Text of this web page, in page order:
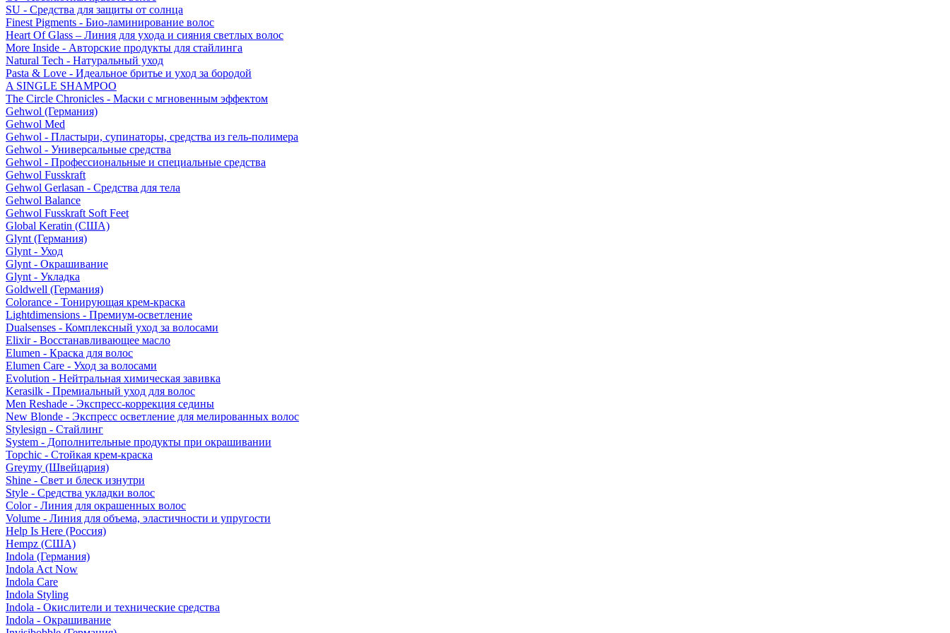
SU - Средства для защиты от солнца
Finest Pigments - Био-ламинирование волос
Heart Of Glass – Линия для ухода и сияния светлых волос
More Inside - Авторские продукты для стайлинга
Natural Tech - Натуральный уход
Pasta & Love - Идеальное бритье и уход за бородой
A SINGLE SHAMPOO
The Circle Chronicles - Маски с мгновенным эффектом
Gehwol (Германия)
Gehwol Med
Gehwol - Пластыри, супинаторы, средства из гель-полимера
Gehwol - Универсальные средства
Gehwol - Профессиональные и специальные средства
Gehwol Fusskraft
Gehwol Gerlasan - Средства для тела
Gehwol Balance
Gehwol Fusskraft Soft Feet
Global Keratin (США)
Glynt (Германия)
Glynt - Уход
Glynt - Окрашивание
Glynt - Укладка
Goldwell (Германия)
Colorance - Тонирующая крем-краска
Lightdimensions - Премиум-осветление
Dualsenses - Комплексный уход за волосами
Elixir - Восстанавливающее масло
Elumen - Краска для волос
Elumen Care - Уход за волосами
Evolution - Нейтральная химическая завивка
Kerasilk - Премиальный уход для волос
Men Reshade - Экспресс-коррекция седины
New Blonde - Экспресс осветление для мелированных волос
Stylesign - Стайлинг
System - Дополнительные продукты при окрашивании
Topchic - Стойкая крем-краска
Greymy (Швейцария)
Shine - Свет и блеск изнутри
Style - Средства укладки волос
Color - Линия для окрашенных волос
Volume - Линия для объема, эластичности и упругости
Help Is Here (Россия)
Hempz (США)
Indola (Германия)
Indola Act Now
Indola Care
Indola Styling
Indola - Окислители и технические средства
Indola - Окрашивание